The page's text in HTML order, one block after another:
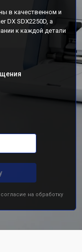
в качественном и
DX SDX2250D, а
к каждой детали
на обработку